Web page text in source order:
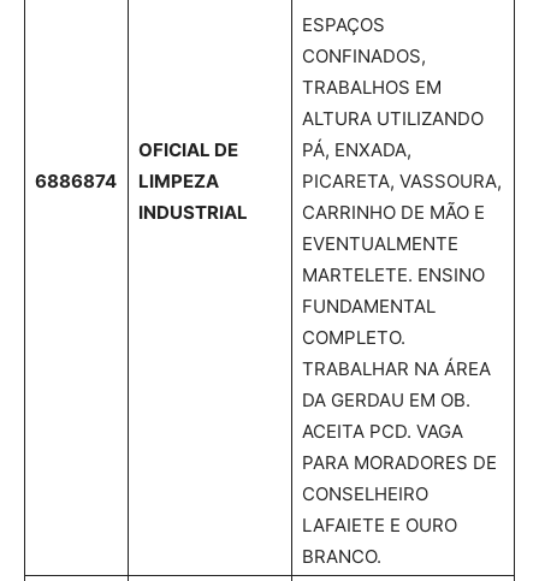
6886874
OFICIAL DE
LIMPEZA
INDUSTRIAL
ESPAÇOS
CONFINADOS,
TRABALHOS EM
ALTURA UTILIZANDO
PÁ, ENXADA,
PICARETA, VASSOURA,
CARRINHO DE MÃO E
EVENTUALMENTE
MARTELETE. ENSINO
FUNDAMENTAL
COMPLETO.
TRABALHAR NA ÁREA
DA GERDAU EM OB.
ACEITA PCD. VAGA
PARA MORADORES DE
CONSELHEIRO
LAFAIETE E OURO
BRANCO.